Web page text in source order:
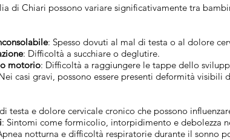
di Chiari possono variare significativamente tra
: Spesso dovuti al mal di testa o al dolore
: Difficoltà a succhiare o deglutire.
motorio: Difficoltà a raggiungere le tappe dello
casi gravi, possono essere presenti deformità visibili
testa e dolore cervicale cronico che possono
: Sintomi come formicolio, intorpidimento e debolezza
notturna e difficoltà respiratorie durante il sonno